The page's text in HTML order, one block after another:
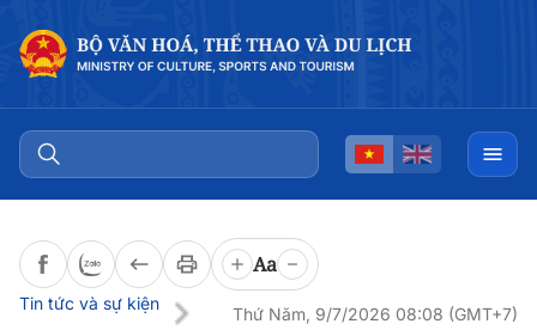
Aa
Tin tức và sự kiện
Thứ Năm, 9/7/2026 08:08 (GMT+7)
Đọc bài